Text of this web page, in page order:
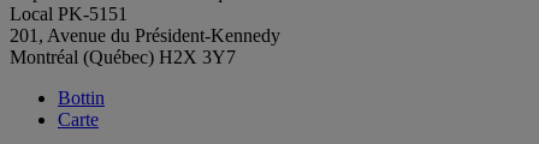
Local PK-5151
201, Avenue du Président-Kennedy
Montréal (Québec) H2X 3Y7
Bottin
Carte